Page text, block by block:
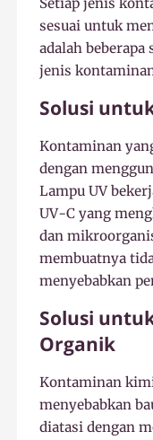
Setiap jenis
sesuai untuk
adalah
jenis
Solusi
Kontaminan
dengan
Lampu UV
UV-C yang
dan
membuatnya
menyebabkan
Solusi
Organik
Kontaminan
menyebabkan
diatasi dengan